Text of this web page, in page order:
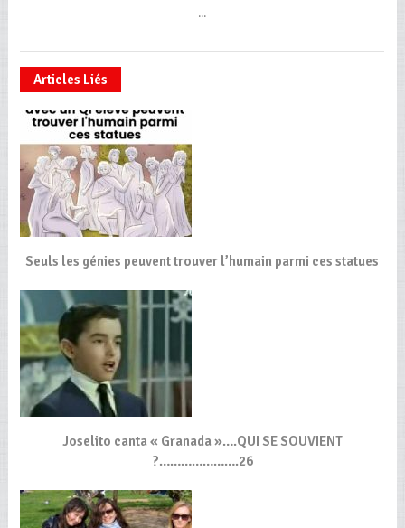
...
Articles Liés
Seuls les génies peuvent trouver l’humain parmi ces statues
Joselito canta « Granada »….QUI SE SOUVIENT
?………………….26